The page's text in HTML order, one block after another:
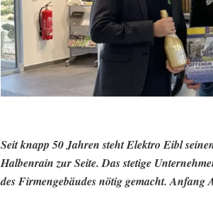
Seit knapp 50 Jahren steht Elektro Eibl
Halbenrain zur Seite. Das stetige
des Firmengebäudes nötig gemacht. Anfang